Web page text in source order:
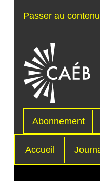
Passer au contenu
Abonnement
Accueil